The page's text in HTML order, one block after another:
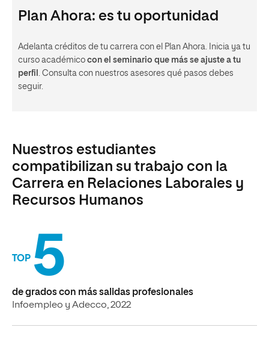
Plan Ahora: es tu oportunidad
Adelanta créditos de tu carrera con el Plan Ahora. Inicia ya tu
curso académico con el seminario que más se ajuste a tu
perfil . Consulta con nuestros asesores qué pasos debes
seguir.
Nuestros estudiantes
compatibilizan su trabajo con la
Carrera en Relaciones Laborales y
Recursos Humanos
TOP 5
de grados con más salidas profesionales
Infoempleo y Adecco, 2022